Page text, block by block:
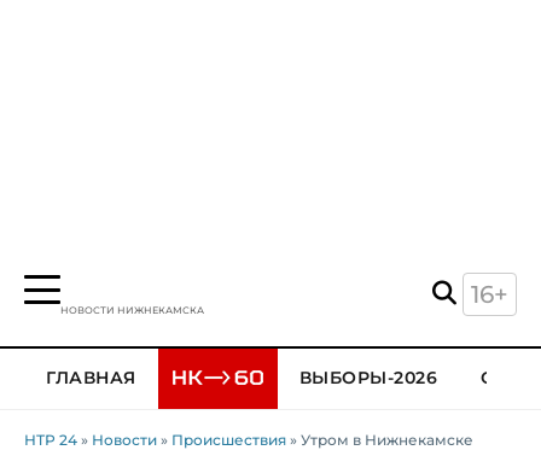
НОВОСТИ НИЖНЕКАМСКА
16+
ГЛАВНАЯ ВЫБОРЫ-2026
НТР 24 » Новости » Происшествия » Утром в Нижнекамске